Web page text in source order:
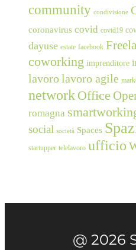
community condivisione
coronavirus covid covid19
dayuse estate facebook
coworking imprenditore
lavorolavoro agile
network Office
romagna
social società Spaces
startupper telelavoro ufficio
@ 2026